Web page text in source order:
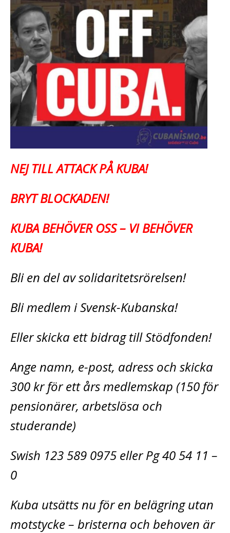
NEJ TILL ATTACK PÅ KUBA!
BRYT BLOCKADEN!
KUBA BEHÖVER OSS – VI BEHÖVER
KUBA!
Bli en del av solidaritetsrörelsen!
Bli medlem i Svensk-Kubanska!
Eller skicka ett bidrag till Stödfonden!
Ange namn, e-post, adress och skicka
300 kr för ett års medlemskap (150 för
pensionärer, arbetslösa och
studerande)
Swish 123 589 0975 eller Pg 40 54 11 –
0
Kuba utsätts nu för en belägring utan
motstycke – bristerna och behoven är